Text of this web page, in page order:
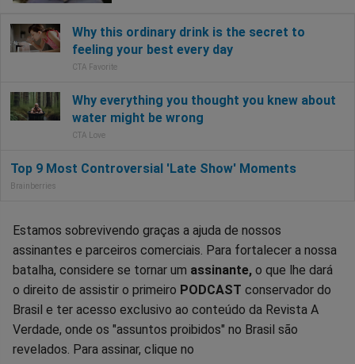
Estamos sobrevivendo graças a ajuda de nossos
assinantes e parceiros comerciais. Para fortalecer a nossa
batalha, considere se tornar um assinante, o que lhe dará
o direito de assistir o primeiro PODCAST conservador do
Brasil e ter acesso exclusivo ao conteúdo da Revista A
Verdade, onde os "assuntos proibidos" no Brasil são
revelados. Para assinar, clique no